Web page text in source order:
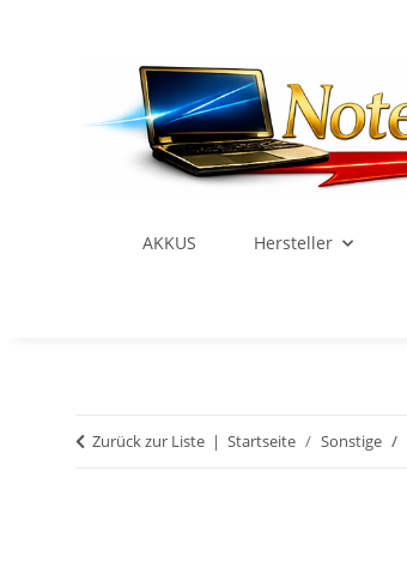
AKKUS Hersteller
Zurück zur Liste Startseite Sonstige